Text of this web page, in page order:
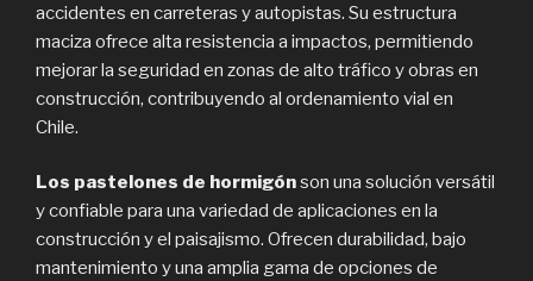
accidentes en carreteras y autopistas. Su estructura
maciza ofrece alta resistencia a impactos, permitiendo
mejorar la seguridad en zonas de alto tráfico y obras en
construcción, contribuyendo al ordenamiento vial en
Chile.
Los pastelones de hormigónson una solución versátil
y confiable para una variedad de aplicaciones en la
construcción y el paisajismo. Ofrecen durabilidad, bajo
mantenimiento y una amplia gama de opciones de